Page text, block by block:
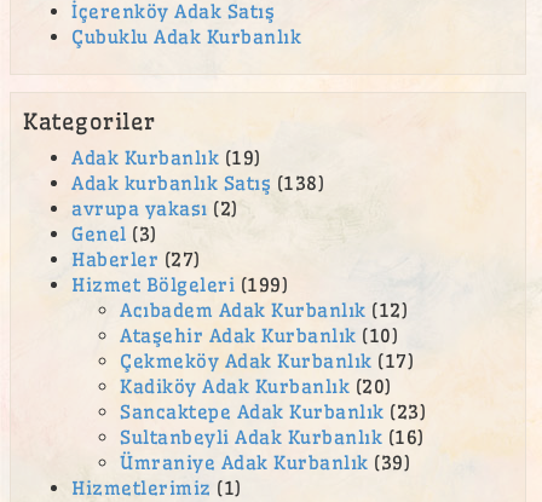
İçerenköy Adak Satış
Çubuklu Adak Kurbanlık
Kategoriler
Adak Kurbanlık (19)
Adak kurbanlık Satış (138)
avrupa yakası (2)
Genel (3)
Haberler (27)
Hizmet Bölgeleri (199)
Acıbadem Adak Kurbanlık (12)
Ataşehir Adak Kurbanlık (10)
Çekmeköy Adak Kurbanlık (17)
Kadiköy Adak Kurbanlık (20)
Sancaktepe Adak Kurbanlık (23)
Sultanbeyli Adak Kurbanlık (16)
Ümraniye Adak Kurbanlık (39)
Hizmetlerimiz (1)